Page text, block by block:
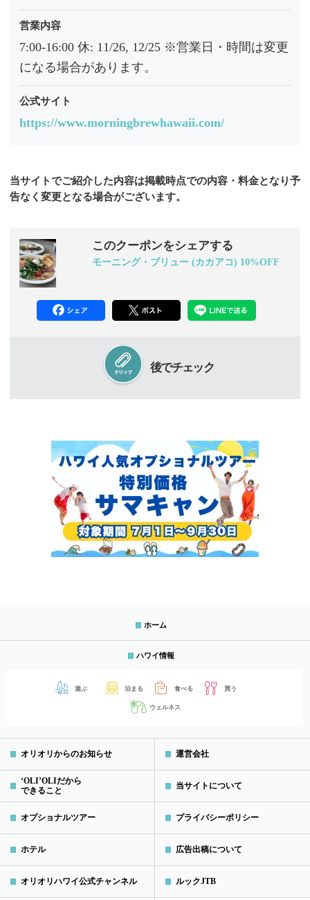
営業内容
7:00-16:00 休: 11/26, 12/25 ※営業日・時間は変更
になる場合があります。
公式サイト
https://www.morningbrewhawaii.com/
当サイトでご紹介した内容は掲載時点での内容・料金となり予
告なく変更となる場合がございます。
このクーポンをシェアする
モーニング・ブリュー (カカアコ) 10%OFF
後でチェック
ホーム
ハワイ情報
遊ぶ 泊まる 食べる 買う
ウェルネス
オリオリからのお知らせ
‘OLI’OLIだから
できること
オプショナルツアー
ホテル
オリオリハワイ公式チャンネル
運営会社
当サイトについて
プライバシーポリシー
広告出稿について
ルックJTB